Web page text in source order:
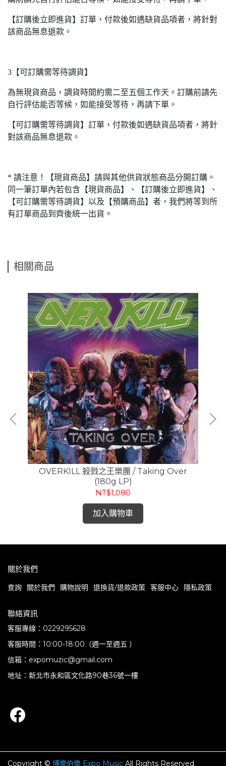
【訂購後立即進貨】訂單，付款後如遇缺貨品項者，將針對
該商品無息退款。
3【可訂購需等待調貨】
為無現貨商品，調貨時間約需二至五個工作天。訂購前請先
自行評估能否等候，如能接受等待，再請下單。
【可訂購需等待調貨】訂單，付款後如遇缺貨品項者，將針
對該商品無息退款。
* 請注意！【現貨商品】請與其他供貨狀態商品分開訂購。
同一筆訂單內若包含【現貨商品】、【訂購後立即進貨】、
【可訂購需等待調貨】以及【預購商品】者，我們將等到所
有訂單商品到齊後統一出貨。
相關商品
OVERKILL 殺戮之王樂團 / Taking Over
(180g LP)
NT$1,080
加入購物車
關於我們
查詢 關於我們 購物說明 退換貨/退款政策 客服中心 隱私政策
聯絡資訊
客服專線：0229295628
客服時間：10:00-18:00（週一至週五 ）
信箱：expomuzic@gmail.com
地址：新北市永和區文化路90巷36號一樓
Copyright © 博樂伯樂 Expo Music All Rights Reserved.